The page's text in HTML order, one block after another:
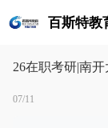
百斯特教
26在职考研|南
07/11